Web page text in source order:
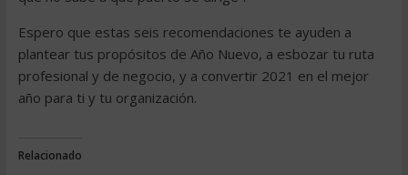
Espero que estas seis recomendaciones te ayuden a
plantear tus propósitos de Año Nuevo, a esbozar tu ruta
profesional y de negocio, y a convertir 2021 en el mejor
año para ti y tu organización.
Relacionado